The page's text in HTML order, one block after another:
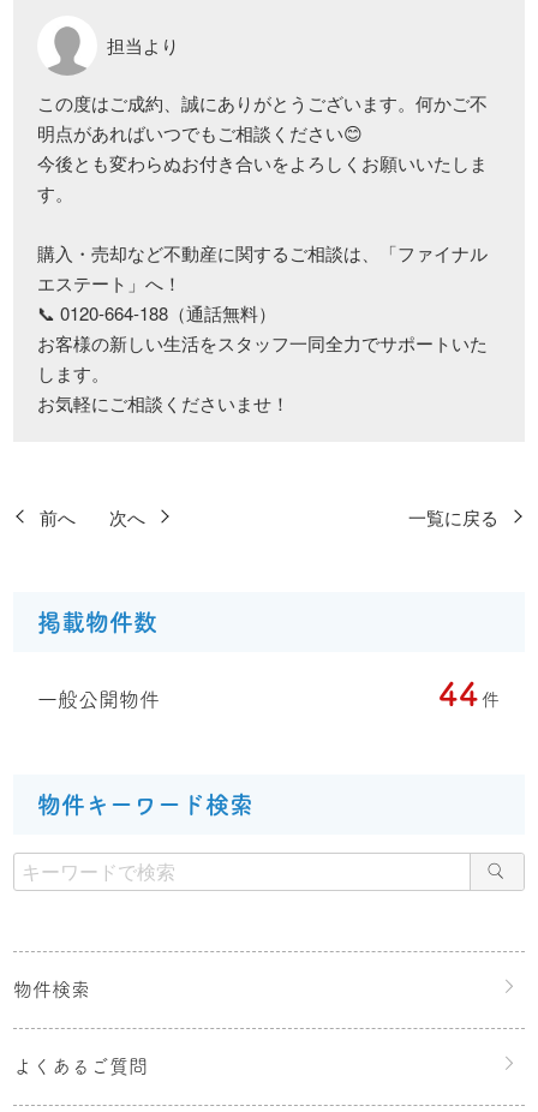
担当より
この度はご成約、誠にありがとうございます。何かご不
明点があればいつでもご相談ください😊
今後とも変わらぬお付き合いをよろしくお願いいたしま
す。
購入・売却など不動産に関するご相談は、「ファイナル
エステート」へ！
📞 0120-664-188（通話無料）
お客様の新しい生活をスタッフ一同全力でサポートいた
します。
お気軽にご相談くださいませ！
前へ 次へ 一覧に戻る
掲載物件数
一般公開物件 44 件
物件キーワード検索
物件検索
よくあるご質問